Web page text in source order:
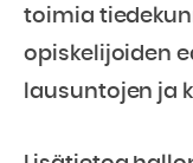
toimia
opiskelijoiden
lausuntojen ja